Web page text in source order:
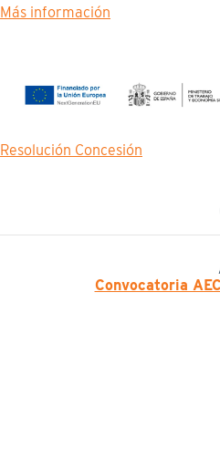
Más información
Resolución Concesión
Convocatoria